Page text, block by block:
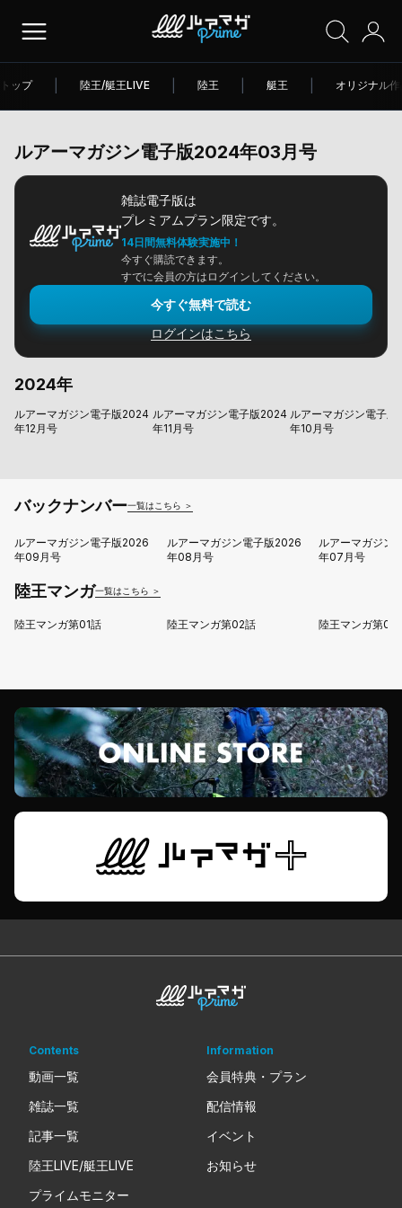
トップ 陸王/艇王LIVE 陸王 艇王 オリジナル
ルアーマガジン電子版2024年03月号
雑誌電子版は
プレミアムプラン限定です。
14日間無料体験実施中！
今すぐ購読できます。
すでに会員の方はログインしてください。
今すぐ無料で読む
ログインはこちら
2024年
ルアーマガジン電子版2024
年12月号
ルアーマガジン電子版2024
年11月号
ルアーマガジン電子
年10月号
バックナンバー一覧はこちら ＞
ルアーマガジン電子版2026
年09月号
ルアーマガジン電子版2026
年08月号
ルアーマガジン
年07月号
陸王マンガ一覧はこちら ＞
陸王マンガ第01話 陸王マンガ第02話 陸王マンガ第03
Contents
動画一覧
雑誌一覧
記事一覧
陸王LIVE/艇王LIVE
プライムモニター
Information
会員特典・プラン
配信情報
イベント
お知らせ